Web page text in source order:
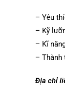
– Yêu
– Kỹ
– Kĩ
– Thành
Địa chỉ